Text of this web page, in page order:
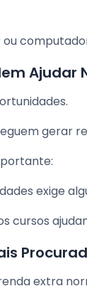
ou
Ajudar
gerar
exige
cursos
extra